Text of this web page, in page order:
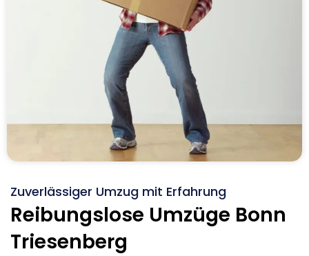
Zuverlässiger Umzug mit Erfahrung
Reibungslose Umzüge Bonn
Triesenberg